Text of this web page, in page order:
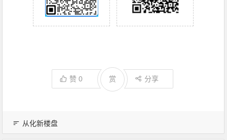
赞0 分享
赏
从化新楼盘